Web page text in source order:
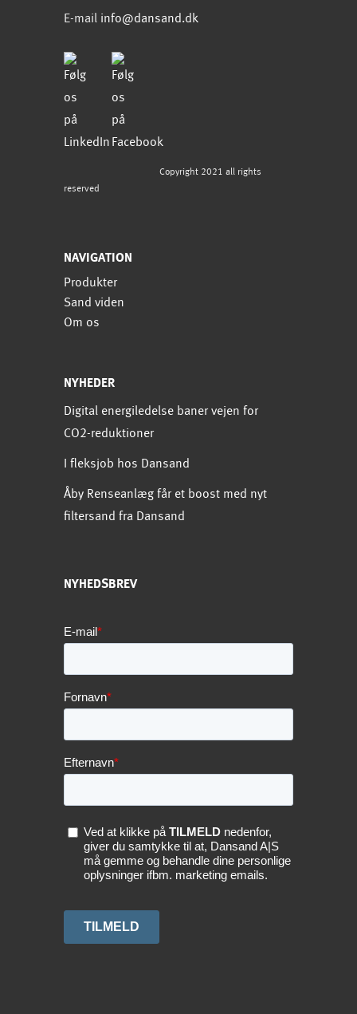
E-mail info@dansand.dk
Copyright 2021 all rights
reserved
NAVIGATION
Produkter
Sand viden
Om os
NYHEDER
Digital energiledelse baner vejen for
CO2-reduktioner
I fleksjob hos Dansand
Åby Renseanlæg får et boost med nyt
filtersand fra Dansand
NYHEDSBREV